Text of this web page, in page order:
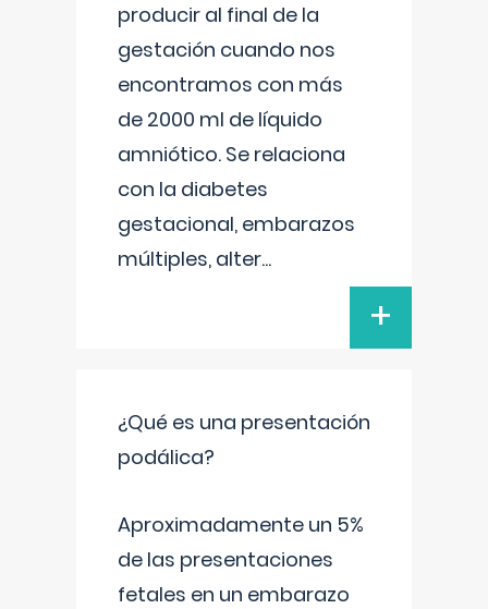
producir al final de la
gestación cuando nos
encontramos con más
de 2000 ml de líquido
amniótico. Se relaciona
con la diabetes
gestacional, embarazos
múltiples, alter...
+
¿Qué es una presentación
podálica?
Aproximadamente un 5%
de las presentaciones
fetales en un embarazo